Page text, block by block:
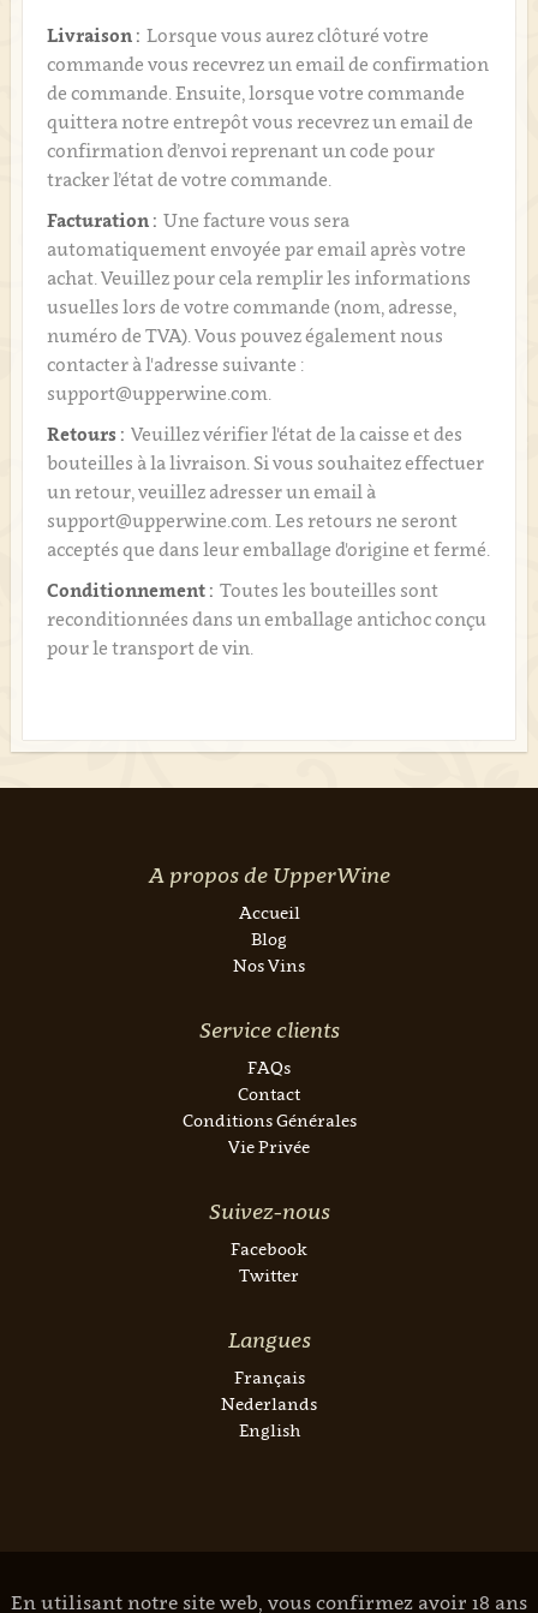
Livraison : Lorsque vous aurez clôturé votre
commande vous recevrez un email de confirmation
de commande. Ensuite, lorsque votre commande
quittera notre entrepôt vous recevrez un email de
confirmation d’envoi reprenant un code pour
tracker l’état de votre commande.
Facturation : Une facture vous sera
automatiquement envoyée par email après votre
achat. Veuillez pour cela remplir les informations
usuelles lors de votre commande (nom, adresse,
numéro de TVA). Vous pouvez également nous
contacter à l'adresse suivante :
support@upperwine.com.
Retours : Veuillez vérifier l'état de la caisse et des
bouteilles à la livraison. Si vous souhaitez effectuer
un retour, veuillez adresser un email à
support@upperwine.com. Les retours ne seront
acceptés que dans leur emballage d'origine et fermé.
Conditionnement : Toutes les bouteilles sont
reconditionnées dans un emballage antichoc conçu
pour le transport de vin.
A propos de UpperWine
Accueil
Blog
Nos Vins
Service clients
FAQs
Contact
Conditions Générales
Vie Privée
Suivez-nous
Facebook
Twitter
Langues
Français
Nederlands
English
En utilisant notre site web, vous confirmez avoir 18 ans